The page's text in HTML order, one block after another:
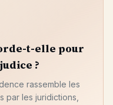
t-elle pour
?
rassemble les
par les juridictions,